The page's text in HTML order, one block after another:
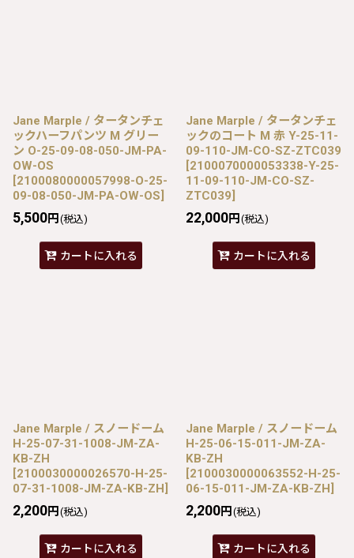
Jane Marple / タータンチェ
ックハーフパンツ M グリー
ン O-25-09-08-050-JM-PA-
OW-OS
[2100080000057998-O-25-
09-08-050-JM-PA-OW-OS]
5,500円 (税込)
カートに入れる
Jane Marple / タータンチェ
ックのコート M 赤 Y-25-11-
09-110-JM-CO-SZ-ZTC039
[2100070000053338-Y-25-
11-09-110-JM-CO-SZ-
ZTC039]
22,000円 (税込)
カートに入れる
Jane Marple / スノードーム
H-25-07-31-1008-JM-ZA-
KB-ZH
[2100030000026570-H-25-
07-31-1008-JM-ZA-KB-ZH]
2,200円 (税込)
カートに入れる
Jane Marple / スノードーム
H-25-06-15-011-JM-ZA-
KB-ZH
[2100030000063552-H-25-
06-15-011-JM-ZA-KB-ZH]
2,200円 (税込)
カートに入れる